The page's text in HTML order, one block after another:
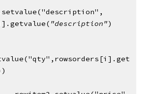
"description")